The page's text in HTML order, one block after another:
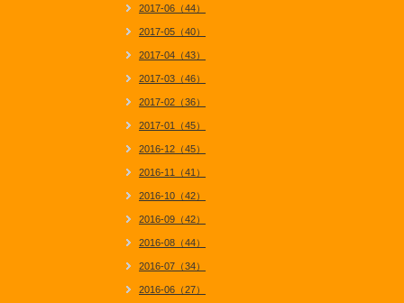
2017-06（44）
2017-05（40）
2017-04（43）
2017-03（46）
2017-02（36）
2017-01（45）
2016-12（45）
2016-11（41）
2016-10（42）
2016-09（42）
2016-08（44）
2016-07（34）
2016-06（27）